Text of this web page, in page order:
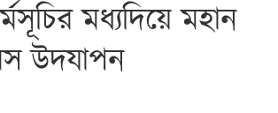
মধ্যদিয়ে মহান
উদযাপন